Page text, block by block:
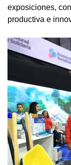
exposiciones,
productiva e